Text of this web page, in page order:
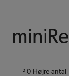
P 0 Højre antal